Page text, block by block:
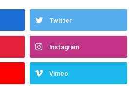
Twitter
Instagram
Vimeo